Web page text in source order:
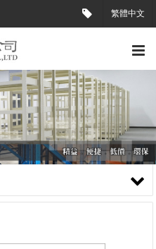
繁體中文